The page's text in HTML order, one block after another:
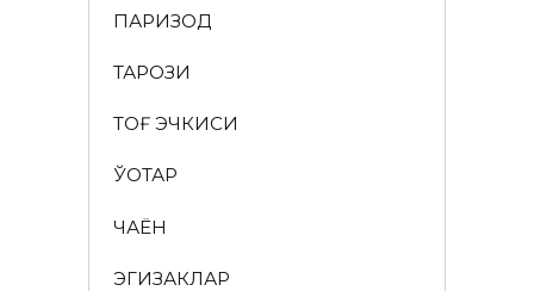
ПАРИЗОД
ТАРОЗИ
ТОҒ ЭЧКИСИ
ЎҚОТАР
ЧАЁН
ЭГИЗАКЛАР